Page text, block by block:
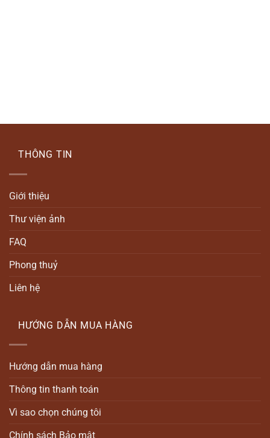
THÔNG TIN
Giới thiệu
Thư viện ảnh
FAQ
Phong thuỷ
Liên hệ
HƯỚNG DẪN MUA HÀNG
Hướng dẫn mua hàng
Thông tin thanh toán
Vì sao chọn chúng tôi
Chính sách Bảo mật